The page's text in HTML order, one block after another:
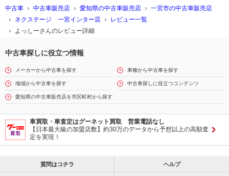
中古車 中古車販売店 愛知県の中古車販売店
一宮市の中古車販売店
ネクステージ 一宮インター店
レビュー一覧
よっしーさんのレビュー詳細
中古車探しに役立つ情報
メーカーから中古車を探す 車種から中古車を探す
地域から中古車を探す 中古車探しに役立つコンテンツ
愛知県の中古車販売店を市区町村から探す
車買取・車査定はグーネット買取 営業電話なし
【日本最大級の加盟店数】約30万のデータから予想以上の高額査
定を実現！
質問はコチラ ヘルプ